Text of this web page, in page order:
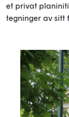
et privat
tegninger av sitt